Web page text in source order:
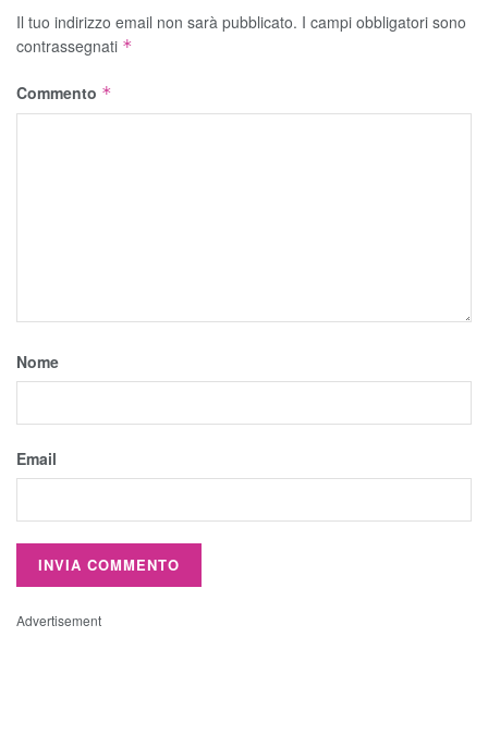
Il tuo indirizzo email non sarà pubblicato. I campi obbligatori sono
contrassegnati *
Commento *
Nome
Email
Advertisement